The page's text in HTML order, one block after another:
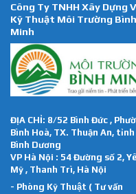
Công Ty TNHH Xây Dựng
Kỹ Thuật Môi Trường Bình
Minh
ĐỊA CHỈ: 8/52 Bình Đức ,
Bình Hoà, TX. Thuận An, tỉnh
Bình Dương
VP Hà Nội : 54 Đường số 2,
Mỹ , Thanh Trì, Hà Nội
- Phòng Kỹ Thuật ( Tư vấn